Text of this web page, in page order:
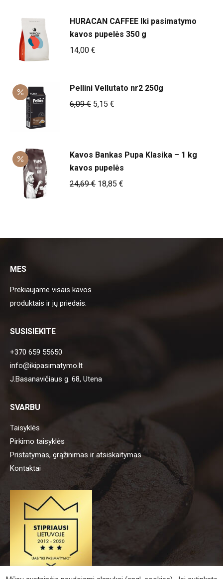
HURACAN CAFFEE Iki pasimatymo
kavos pupelės 350 g
14,00 €
Pellini Vellutato nr2 250g
6,09€ Original
5,15 €
Kavos Bankas Pupa Klasika – 1 kg
kavos pupelės
24,69€ Original
18,85 €
MES
Prekiaujame visais kavos
produktais ir jų priedais.
SUSISIEKITE
+370 659 55650
info@ikipasimatymo.lt
J.Basanavičiaus g. 68, Utena
SVARBU
Taisyklės
Pirkimo taisyklės
Pristatymas, grąžinimas ir atsiskaitymas
Kontaktai